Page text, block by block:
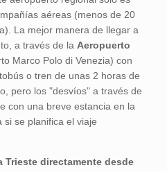
aéreas (menos de 20
La mejor manera de llegar a
a través de la Aeropuerto
Marco Polo di Venezia) con
o tren de unas 2 horas de
pero los "desvíos" a través de
con una breve estancia en la
si se planifica el viaje
Trieste directamente desde